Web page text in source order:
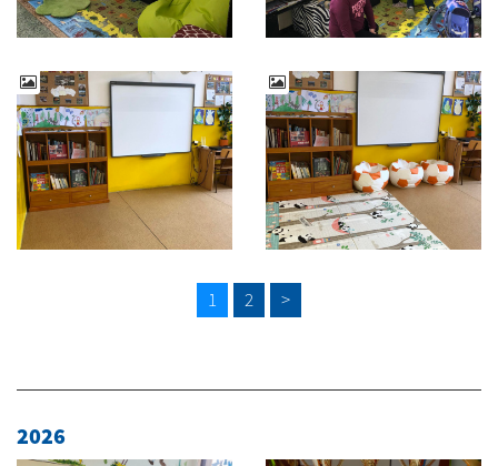
1 2 >
2026